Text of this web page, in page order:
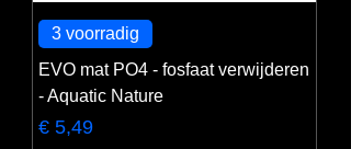
3 voorradig
EVO mat PO4 - fosfaat verwijderen
- Aquatic Nature
Prijs
€ 5,49